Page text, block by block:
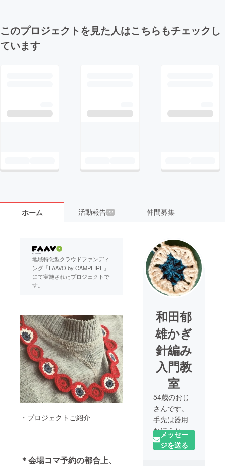
このプロジェクトを見た人はこちらもチェックし
ています
ホーム 活動報告 22 仲間募集
地域特化型クラウドファンディ
ング「FAAVO by CAMPFIRE」
にて実施されたプロジェクトで
す。
・プロジェクトご紹介
＊会場コマ予約の都合上、
和田郁
雄かぎ
針編み
入門教
室
54歳のおじ
さんです。
手先は器用
なほうか
も。ちっ
ちゃい子が
メッセー
ジを送る